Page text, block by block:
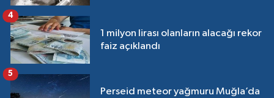
1 milyon lirası olanların alacağı rekor
faiz açıklandı
4
Perseid meteor yağmuru Muğla’da
5